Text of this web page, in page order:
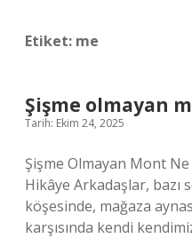
Etiket: me
Şişme olmayan
Tarih: Ekim 24, 2025
Şişme Olmayan Mont Ne
Hikâye Arkadaşlar, bazı
köşesinde, mağaza
karşısında kendi